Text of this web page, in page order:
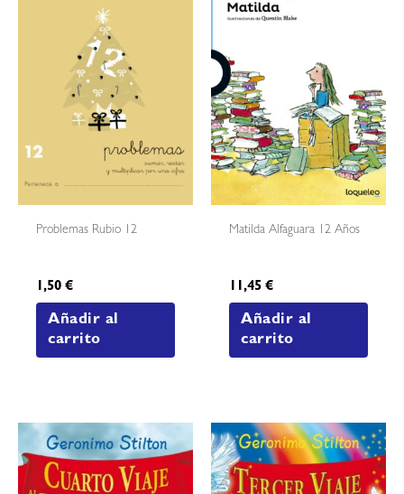
Problemas Rubio 12
1,50€
Añadir al
carrito
Matilda Alfaguara 12 Años
11,45€
Añadir al
carrito